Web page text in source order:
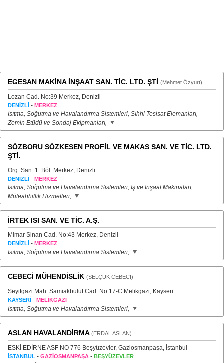
EGESAN MAKİNA İNŞAAT SAN. TİC. LTD. ŞTİ (Mehmet Özyurt)
Lozan Cad. No:39 Merkez, Denizli
DENİZLİ - MERKEZ
Isıtma, Soğutma ve Havalandırma Sistemleri, Sıhhi Tesisat Elemanları,
Zemin Etüdü ve Sondaj Ekipmanları,
SÖZBORU SÖZKESEN PROFİL VE MAKAS SAN. VE TİC. LTD.
ŞTİ.
Org. San. 1. Böl. Merkez, Denizli
DENİZLİ - MERKEZ
Isıtma, Soğutma ve Havalandırma Sistemleri, İş ve İnşaat Makinaları,
Müteahhitlik Hizmetleri,
İRTEK ISI SAN. VE TİC. A.Ş.
Mimar Sinan Cad. No:43 Merkez, Denizli
DENİZLİ - MERKEZ
Isıtma, Soğutma ve Havalandırma Sistemleri,
CEBECİ MÜHENDİSLİK (SELÇUK CEBECİ)
Seyitgazi Mah. Samiakbulut Cad. No:17-C Melikgazi, Kayseri
KAYSERİ - MELİKGAZİ
Isıtma, Soğutma ve Havalandırma Sistemleri,
ASLAN HAVALANDİRMA (ERDAL ASLAN)
ESKİ EDİRNE ASF NO 776 Beşyüzevler, Gaziosmanpaşa, İstanbul
İSTANBUL - GAZİOSMANPAŞA - BEŞYÜZEVLER